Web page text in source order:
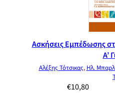
Ασκήσεις Εμπέδωσης
Α’
Αλέξης Τότσικας, Ηλ.
€10,80